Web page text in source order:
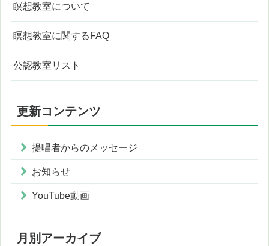
瞑想教室について
瞑想教室に関するFAQ
公認教室リスト
更新コンテンツ
提唱者からのメッセージ
お知らせ
YouTube動画
月別アーカイブ